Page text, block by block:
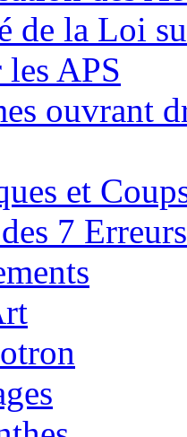
de la Loi
APS
ouvrant
et
7 Erreurs